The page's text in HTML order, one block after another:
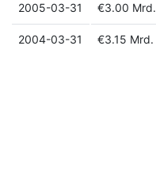
2005-03-31 €3.00 Mrd.
2004-03-31 €3.15 Mrd.